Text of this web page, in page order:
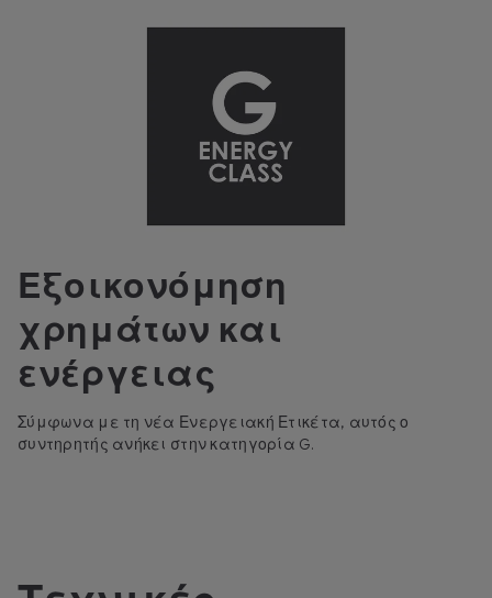
Εξοικονόμηση
χρημάτων και
ενέργειας
Σύμφωνα με τη νέα Ενεργειακή Ετικέτα, αυτός ο
συντηρητής ανήκει στην κατηγορία G.